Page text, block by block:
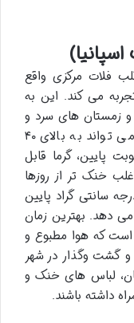
فلات مرکزی واقع
می کند. این به
زمستان های سرد و
گاهی برفی است. در تابستان ها، دما می تواند به بالای ۴۰
پایین، گرما قابل
خنک تر از روزها
زمستان ها نیز دما تا حدود ۲ درجه سانتی گراد پایین
دهد. بهترین زمان
است که هوا مطبوع و
گشت وگذار در شهر
لباس های خنک و
داشته باشند.